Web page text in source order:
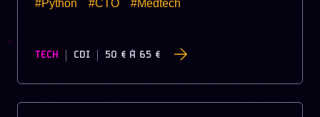
#Python #CTO #Medtech
TECH CDI 50 € À 65 €